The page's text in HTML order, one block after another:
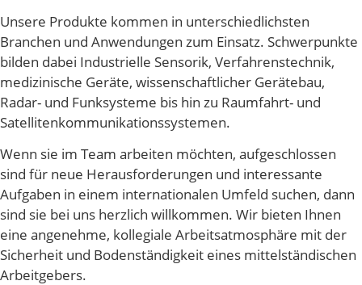
Unsere Produkte kommen in unterschiedlichsten
Branchen und Anwendungen zum Einsatz. Schwerpunkte
bilden dabei Industrielle Sensorik, Verfahrenstechnik,
medizinische Geräte, wissenschaftlicher Gerätebau,
Radar- und Funksysteme bis hin zu Raumfahrt- und
Satellitenkommunikationssystemen.
Wenn sie im Team arbeiten möchten, aufgeschlossen
sind für neue Herausforderungen und interessante
Aufgaben in einem internationalen Umfeld suchen, dann
sind sie bei uns herzlich willkommen. Wir bieten Ihnen
eine angenehme, kollegiale Arbeitsatmosphäre mit der
Sicherheit und Bodenständigkeit eines mittelständischen
Arbeitgebers.